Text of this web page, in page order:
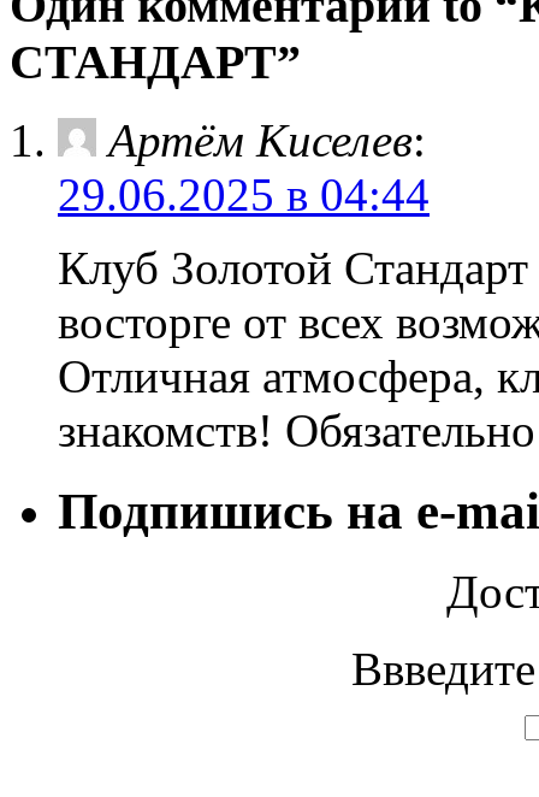
СТАНДАРТ”
Артём Киселев:
29.06.2025 в 04:44
Клуб Золотой
восторге от всех
Отличная атмосфера,
знакомств!
Подпишись на e-